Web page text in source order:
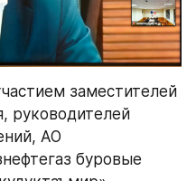
заместителей
руководителей
АО
буровые